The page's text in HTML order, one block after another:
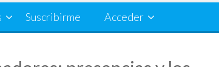
Suscribirme Acceder